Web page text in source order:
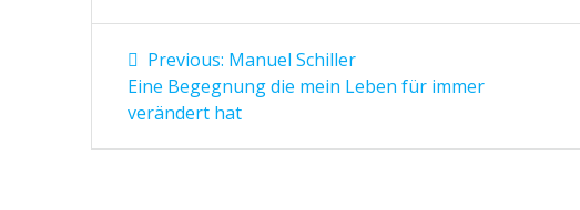
Beitragsnavigation
Previous: Previous
post:
Manuel Schiller
Eine Begegnung die mein Leben für immer
verändert hat